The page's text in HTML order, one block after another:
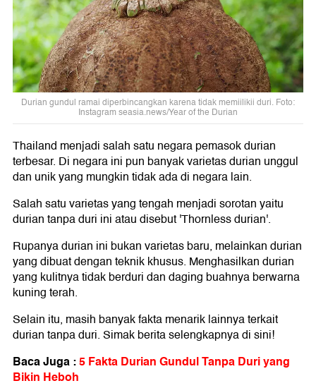
Durian gundul ramai diperbincangkan karena tidak memiilikii duri. Foto:
Instagram seasia.news/Year of the Durian
Thailand menjadi salah satu negara pemasok durian
terbesar. Di negara ini pun banyak varietas durian unggul
dan unik yang mungkin tidak ada di negara lain.
Salah satu varietas yang tengah menjadi sorotan yaitu
durian tanpa duri ini atau disebut 'Thornless durian'.
Rupanya durian ini bukan varietas baru, melainkan durian
yang dibuat dengan teknik khusus. Menghasilkan durian
yang kulitnya tidak berduri dan daging buahnya berwarna
kuning terah.
Selain itu, masih banyak fakta menarik lainnya terkait
durian tanpa duri. Simak berita selengkapnya di sini!
Baca Juga :5 Fakta Durian Gundul Tanpa Duri yang
Bikin Heboh